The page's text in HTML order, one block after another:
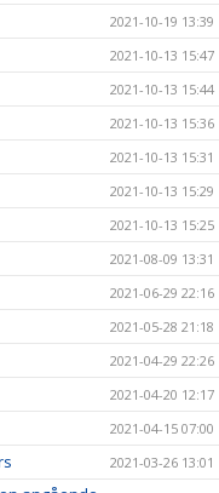
2021-10-19 13:39
2021-10-13 15:47
2021-10-13 15:44
2021-10-13 15:36
2021-10-13 15:31
2021-10-13 15:29
2021-10-13 15:25
2021-08-09 13:31
2021-06-29 22:16
2021-05-28 21:18
2021-04-29 22:26
2021-04-20 12:17
2021-04-15 07:00
2021-03-26 13:01